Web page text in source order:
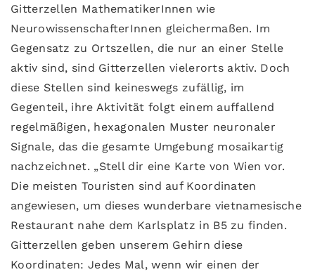
Gitterzellen MathematikerInnen wie
NeurowissenschafterInnen gleichermaßen. Im
Gegensatz zu Ortszellen, die nur an einer Stelle
aktiv sind, sind Gitterzellen vielerorts aktiv. Doch
diese Stellen sind keineswegs zufällig, im
Gegenteil, ihre Aktivität folgt einem auffallend
regelmäßigen, hexagonalen Muster neuronaler
Signale, das die gesamte Umgebung mosaikartig
nachzeichnet. „Stell dir eine Karte von Wien vor.
Die meisten Touristen sind auf Koordinaten
angewiesen, um dieses wunderbare vietnamesische
Restaurant nahe dem Karlsplatz in B5 zu finden.
Gitterzellen geben unserem Gehirn diese
Koordinaten: Jedes Mal, wenn wir einen der